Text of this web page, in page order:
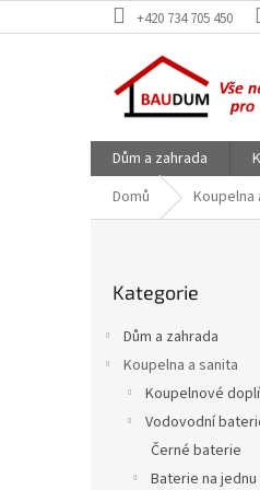
na
+420 734 705 450
Dům a zahrada
Domů
Koupelna
kategorie
Kategorie
Dům a zahrada
Koupelna a sanita
Koupelnové
Vodovodní
Černé baterie
Baterie na